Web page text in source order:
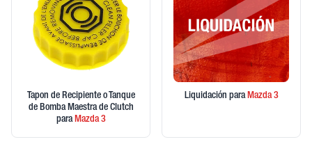
Tapon de Recipiente o Tanque
de Bomba Maestra de Clutch
paraMazda3
Liquidación paraMazda3